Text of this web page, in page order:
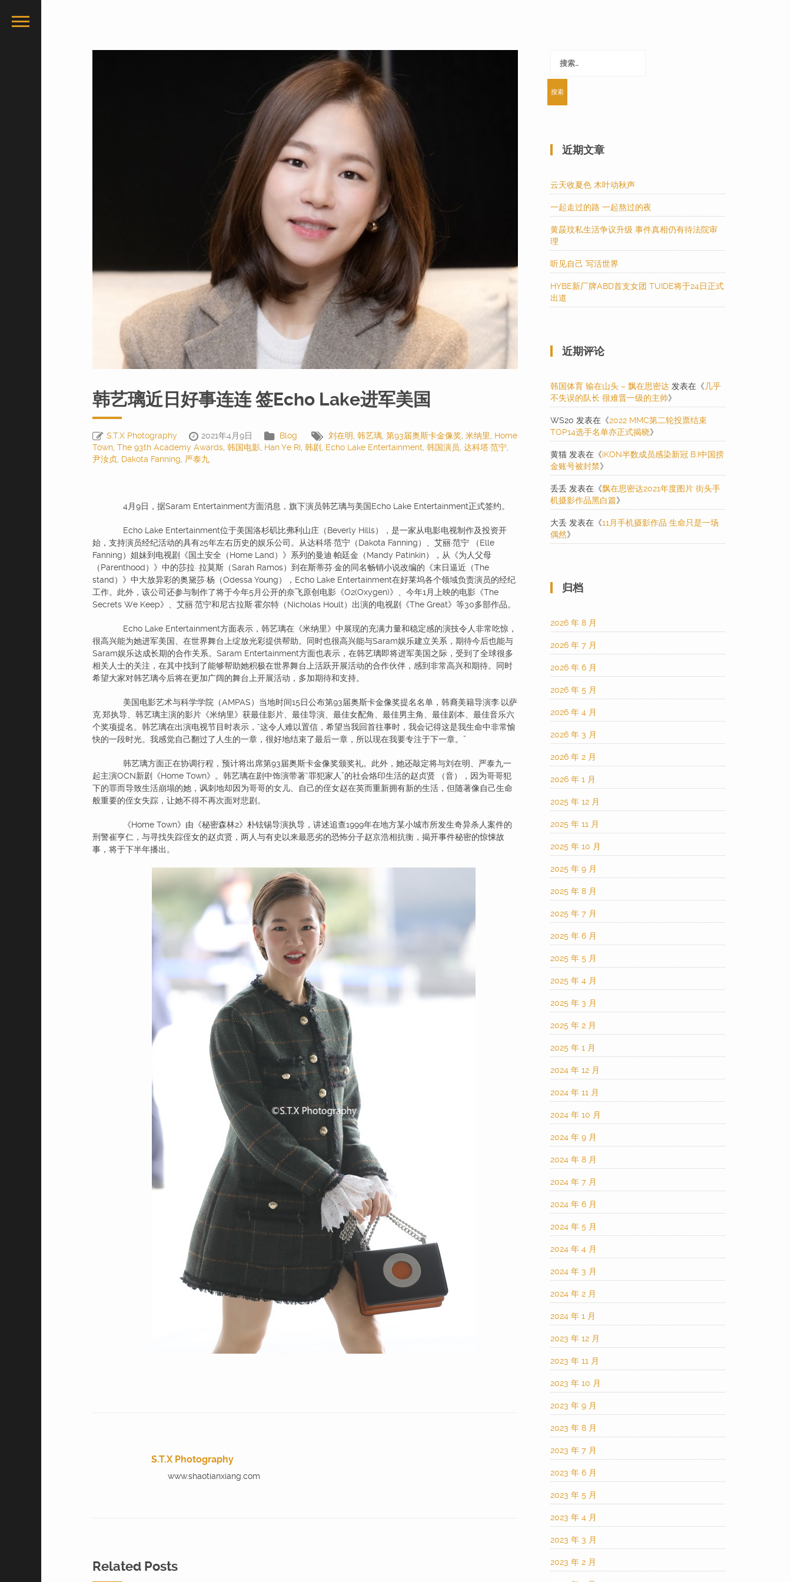
韩艺璃近日好事连连 签Echo Lake进军美国
S.T.X Photography 2021年4月9日 Blog 刘在明, 韩艺璃, 第93届奥斯卡金像奖, 米纳里, Home
Town, The 93th Academy Awards, 韩国电影, Han Ye Ri, 韩剧 , Echo Lake Entertainment, 韩国演员, 达科塔·范宁,
尹汝贞, Dakota Fanning, 严泰九
4月9日，据Saram Entertainment方面消息，旗下演员韩艺璃与美国Echo Lake Entertainment正式签约。
Echo Lake Entertainment位于美国洛杉矶比弗利山庄（Beverly Hills），是一家从电影电视制作及投资开
始，支持演员经纪活动的具有25年左右历史的娱乐公司。从达科塔·范宁（Dakota Fanning）、艾丽·范宁 （Elle
Fanning）姐妹到电视剧《国土安全（Home Land）》系列的曼迪·帕廷金（Mandy Patinkin），从《为人父母
（Parenthood）》中的莎拉· 拉莫斯（Sarah Ramos）到在斯蒂芬·金的同名畅销小说改编的《末日逼近（The
stand）》中大放异彩的奥黛莎·杨（Odessa Young），Echo Lake Entertainment在好莱坞各个领域负责演员的经纪
工作。此外，该公司还参与制作了将于今年5月公开的奈飞原创电影《O2(Oxygen)》、今年1月上映的电影《The
Secrets We Keep》、艾丽·范宁和尼古拉斯·霍尔特（Nicholas Hoult）出演的电视剧《The Great》等30多部作品。
Echo Lake Entertainment方面表示，韩艺璃在《米纳里》中展现的充满力量和稳定感的演技令人非常吃惊，
很高兴能为她进军美国、在世界舞台上绽放光彩提供帮助。同时也很高兴能与Saram娱乐建立关系，期待今后也能与
Saram娱乐达成长期的合作关系。Saram Entertainment方面也表示，在韩艺璃即将进军美国之际，受到了全球很多
相关人士的关注，在其中找到了能够帮助她积极在世界舞台上活跃开展活动的合作伙伴，感到非常高兴和期待。同时
希望大家对韩艺璃今后将在更加广阔的舞台上开展活动，多加期待和支持。
美国电影艺术与科学学院（AMPAS）当地时间15日公布第93届奥斯卡金像奖提名名单，韩裔美籍导演李·以萨
克·郑执导、韩艺璃主演的影片《米纳里》获最佳影片、最佳导演、最佳女配角、最佳男主角、最佳剧本、最佳音乐六
个奖项提名。韩艺璃在出演电视节目时表示，“这令人难以置信，希望当我回首往事时，我会记得这是我生命中非常愉
快的一段时光。我感觉自己翻过了人生的一章，很好地结束了最后一章，所以现在我要专注于下一章。”
韩艺璃方面正在协调行程，预计将出席第93届奥斯卡金像奖颁奖礼。此外，她还敲定将与刘在明、严泰九一
起主演OCN新剧《Home Town》。韩艺璃在剧中饰演带著“罪犯家人”的社会烙印生活的赵贞贤 （音），因为哥哥犯
下的罪而导致生活崩塌的她，讽刺地却因为哥哥的女儿、自己的侄女赵在英而重新拥有新的生活，但随著像自己生命
般重要的侄女失踪，让她不得不再次面对悲剧。
《Home Town》由《秘密森林2》朴铉锡导演执导，讲述追查1999年在地方某小城市所发生奇异杀人案件的
刑警崔亨仁，与寻找失踪侄女的赵贞贤，两人与有史以来最恶劣的恐怖分子赵京浩相抗衡，揭开事件秘密的惊悚故
事，将于下半年播出。
S.T.X Photography
www.shaotianxiang.com
Related Posts
索：
近期文章
云天收夏色 木叶动秋声
一起走过的路 一起熬过的夜
黄晸玟私生活争议升级 事件真相仍有待法院审
理
听见自己 写活世界
HYBE新厂牌ABD首支女团 TUIDE将于24日正式
出道
近期评论
韩国体育 输在山头 – 飘在思密达 发表在《 几乎
不失误的队长 很难晋一级的主帅》
WS20 发表在《2022 MMC第二轮投票结束
TOP14选手名单亦正式揭晓》
黄猫 发表在《iKON半数成员感染新冠 B.I中国捞
金账号被封禁》
丢丢 发表在《飘在思密达2021年度图片 街头手
机摄影作品黑白篇》
大丢 发表在《11月手机摄影作品 生命只是一场
偶然》
归档
2026 年 8 月
2026 年 7 月
2026 年 6 月
2026 年 5 月
2026 年 4 月
2026 年 3 月
2026 年 2 月
2026 年 1 月
2025 年 12 月
2025 年 11 月
2025 年 10 月
2025 年 9 月
2025 年 8 月
2025 年 7 月
2025 年 6 月
2025 年 5 月
2025 年 4 月
2025 年 3 月
2025 年 2 月
2025 年 1 月
2024 年 12 月
2024 年 11 月
2024 年 10 月
2024 年 9 月
2024 年 8 月
2024 年 7 月
2024 年 6 月
2024 年 5 月
2024 年 4 月
2024 年 3 月
2024 年 2 月
2024 年 1 月
2023 年 12 月
2023 年 11 月
2023 年 10 月
2023 年 9 月
2023 年 8 月
2023 年 7 月
2023 年 6 月
2023 年 5 月
2023 年 4 月
2023 年 3 月
2023 年 2 月